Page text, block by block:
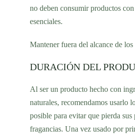
no deben consumir productos con
esenciales.
Mantener fuera del alcance de los
DURACIÓN DEL
Al ser un producto hecho con
naturales, recomendamos usarlo
posible para evitar que pierda sus
fragancias. Una vez usado por